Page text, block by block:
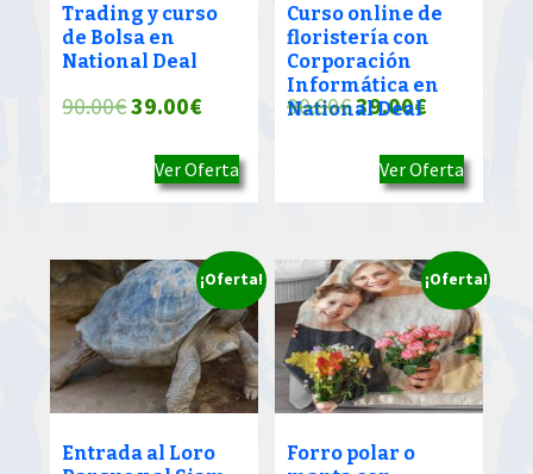
Trading y curso
de Bolsa en
National Deal
90.00€El
original
39.00€El
actual
39.00€.
Ver Oferta
Curso online de
floristería con
Corporación
Informática en
National Deal
90.00€El
original
39.00€El
actual
39.00€.
Ver Oferta
¡Oferta!
Entrada al Loro
¡Oferta!
Forro polar o